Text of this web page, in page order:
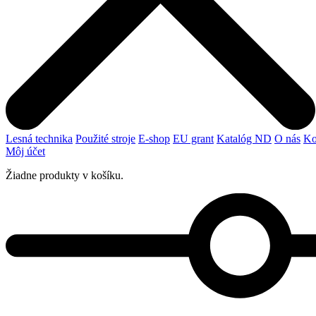
Lesná technika Použité stroje E-shop EU grant Katalóg ND O nás
Môj účet
Žiadne produkty v košíku.